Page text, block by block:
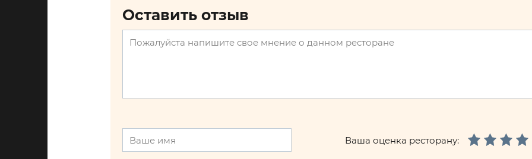
Оставить отзыв
Ваша оценка ресторану: